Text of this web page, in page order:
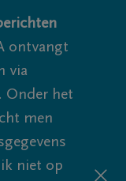
ontvangt
via
Onder het
men
niet op